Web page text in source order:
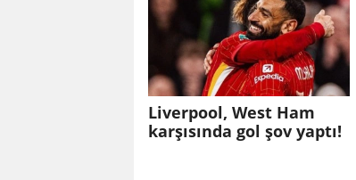
Liverpool, West Ham
karşısında gol şov yaptı!